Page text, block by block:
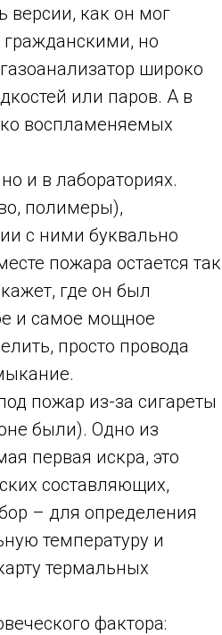
версии, как он мог
гражданскими, но
широко
или паров. А в
воспламеняемых
и в лабораториях.
полимеры),
с ними буквально
пожара остается так
где он был
и самое мощное
просто провода
пожар из-за сигареты
были). Одно из
первая искра, это
составляющих,
– для определения
температуру и
термальных
фактора: